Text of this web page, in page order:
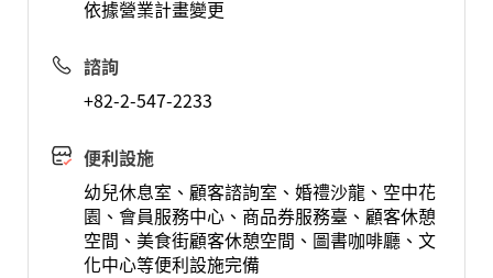
依據營業計畫變更
諮詢
+82-2-547-2233
便利設施
幼兒休息室、顧客諮詢室、婚禮沙龍、空中花
園、會員服務中心、商品券服務臺、顧客休憩
空間、美食街顧客休憩空間、圖書咖啡廳、文
化中心等便利設施完備